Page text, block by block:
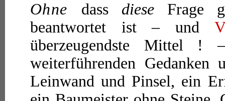
Ohne dass dieseFrage
beantwortet ist – und
überzeugendste Mittel
weiterführenden
Leinwand und Pinsel, ein